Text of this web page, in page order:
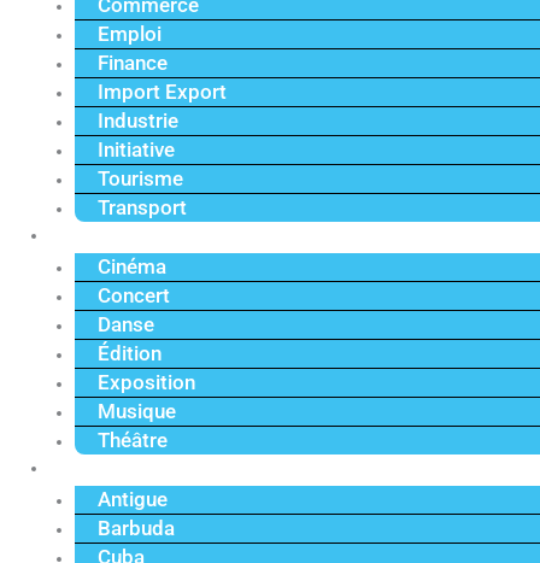
Commerce
Emploi
Finance
Import Export
Industrie
Initiative
Tourisme
Transport
Cinéma
Concert
Danse
Édition
Exposition
Musique
Théâtre
Antigue
Barbuda
Cuba